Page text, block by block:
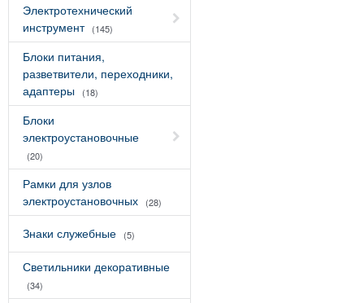
Электротехнический
инструмент (145)
Блоки питания,
разветвители, переходники,
адаптеры
(18)
Блоки
электроустановочные
(20)
Рамки для узлов
электроустановочных
(28)
Знаки служебные (5)
Светильники декоративные
(34)